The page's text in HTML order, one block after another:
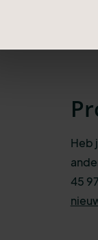
Heb
45